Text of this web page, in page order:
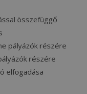
összefüggő
pályázók részére
részére
elfogadása